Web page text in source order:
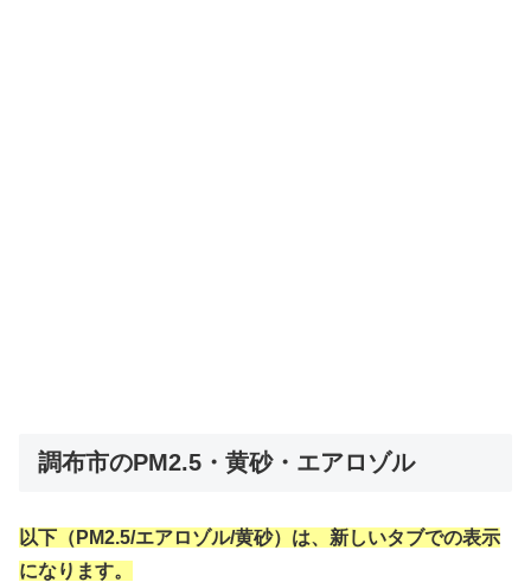
調布市のPM2.5・黄砂・エアロゾル
以下（PM2.5/エアロゾル/黄砂）は、新しいタブでの表示
になります。